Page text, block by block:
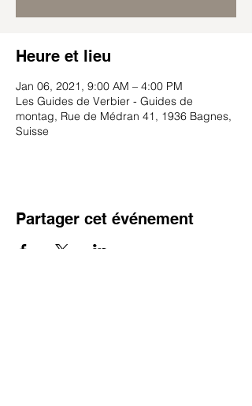
Heure et lieu
Jan 06, 2021, 9:00 AM – 4:00 PM
Les Guides de Verbier - Guides de
montag, Rue de Médran 41, 1936 Bagnes,
Suisse
Partager cet événement